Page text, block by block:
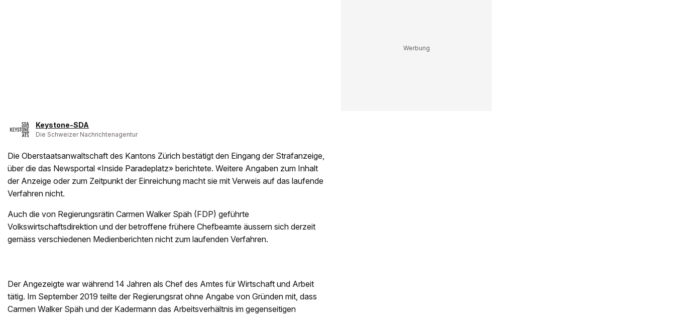
Keystone-SDA
Die Schweizer Nachrichtenagentur
Die Oberstaatsanwaltschaft des Kantons Zürich bestätigt den Eingang der Strafanzeige,
über die das Newsportal «Inside Paradeplatz» berichtete. Weitere Angaben zum Inhalt
der Anzeige oder zum Zeitpunkt der Einreichung macht sie mit Verweis auf das laufende
Verfahren nicht.
Auch die von Regierungsrätin Carmen Walker Späh (FDP) geführte
Volkswirtschaftsdirektion und der betroffene frühere Chefbeamte äussern sich derzeit
gemäss verschiedenen Medienberichten nicht zum laufenden Verfahren.
Der Angezeigte war während 14 Jahren als Chef des Amtes für Wirtschaft und Arbeit
tätig. Im September 2019 teilte der Regierungsrat ohne Angabe von Gründen mit, dass
Carmen Walker Späh und der Kadermann das Arbeitsverhältnis im gegenseitigen